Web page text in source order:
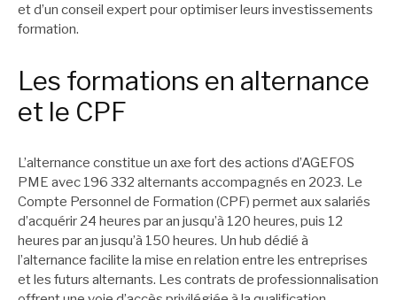
et d’un conseil expert pour optimiser leurs investissements
formation.
Les formations en alternance
et le CPF
L’alternance constitue un axe fort des actions d’AGEFOS
PME avec 196 332 alternants accompagnés en 2023. Le
Compte Personnel de Formation (CPF) permet aux salariés
d’acquérir 24 heures par an jusqu’à 120 heures, puis 12
heures par an jusqu’à 150 heures. Un hub dédié à
l’alternance facilite la mise en relation entre les entreprises
et les futurs alternants. Les contrats de professionnalisation